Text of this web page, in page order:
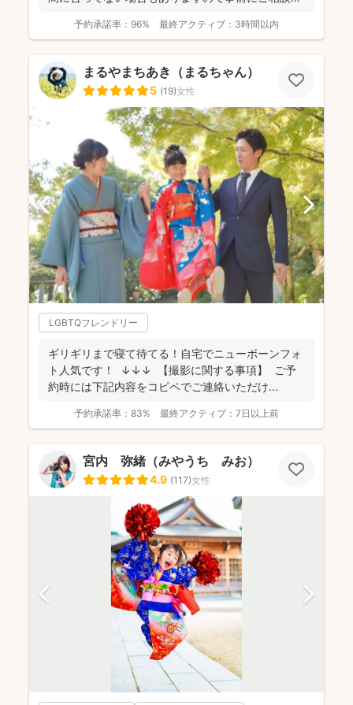
予約承諾率： 96% 最終アクティブ： 3時間以内
まるやまちあき（まるちゃん）
5 (19)女性
LGBTQフレンドリー
ギリギリまで寝て待てる！自宅でニューボーンフォ
ト人気です！ ↓↓↓ 【撮影に関する事項】 ご予
約時には下記内容をコピペでご連絡いただけ...
予約承諾率： 83% 最終アクティブ： 7日以上前
宮内 弥緒（みやうち みお）
4.9 (117)女性